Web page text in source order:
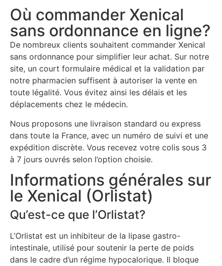
Où commander Xenical
sans ordonnance en ligne?
De nombreux clients souhaitent commander Xenical
sans ordonnance pour simplifier leur achat. Sur notre
site, un court formulaire médical et la validation par
notre pharmacien suffisent à autoriser la vente en
toute légalité. Vous évitez ainsi les délais et les
déplacements chez le médecin.
Nous proposons une livraison standard ou express
dans toute la France, avec un numéro de suivi et une
expédition discrète. Vous recevez votre colis sous 3
à 7 jours ouvrés selon l’option choisie.
Informations générales sur
le Xenical (Orlistat)
Qu’est-ce que l’Orlistat?
L’Orlistat est un inhibiteur de la lipase gastro-
intestinale, utilisé pour soutenir la perte de poids
dans le cadre d’un régime hypocalorique. Il bloque